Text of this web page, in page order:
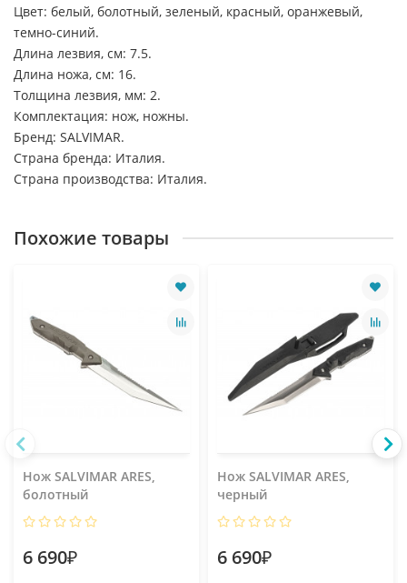
Цвет: белый, болотный, зеленый, красный, оранжевый,
темно-синий.
Длина лезвия, см: 7.5.
Длина ножа, см: 16.
Толщина лезвия, мм: 2.
Комплектация: нож, ножны.
Бренд: SALVIMAR.
Страна бренда: Италия.
Страна производства: Италия.
Похожие товары
Нож SALVIMAR ARES,
болотный
6 690₽
Нож SALVIMAR ARES,
черный
6 690₽